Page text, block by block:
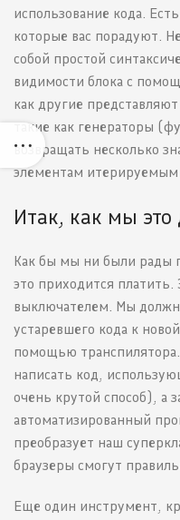
использование кода.
которые вас порадуют.
собой простой
видимости блока с
как другие
такие как генераторы
возвращать несколько
элементам итерируемым
Итак, как мы это
Как бы мы ни были рады
это приходится
выключателем. Мы
устаревшего кода к
помощью
написать код,
очень крутой способ), а
автоматизированный
преобразует наш
браузеры смогут
Еще один инструмент,